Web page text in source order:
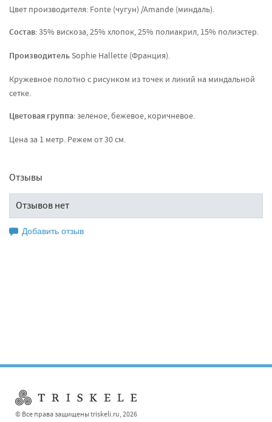
Цвет производителя: Fonte (чугун) /Amande (миндаль).
Состав: 35% вискоза, 25% хлопок, 25% полиакрил, 15% полиэстер.
Производитель Sophie Hallette (Франция).
Кружевное полотно с рисунком из точек и линий на миндальной
сетке.
Цветовая группа: зеленое, бежевое, коричневое.
Цена за 1 метр. Режем от 30 см.
Отзывы
Отзывов нет
Добавить отзыв
© Все права защищены triskeli.ru, 2026